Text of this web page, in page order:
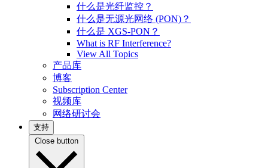
什么是光纤监控？
什么是无源光网络 (PON)？
什么是 XGS-PON？
What is RF Interference?
View All Topics
产品库
博客
Subscription Center
视频库
网络研讨会
支持
Close button